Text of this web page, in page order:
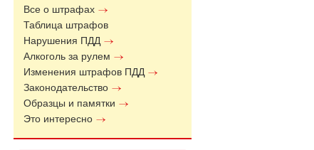
Все о штрафах
Таблица штрафов
Нарушения ПДД
Алкоголь за рулем
Изменения штрафов ПДД
Законодательство
Образцы и памятки
Это интересно